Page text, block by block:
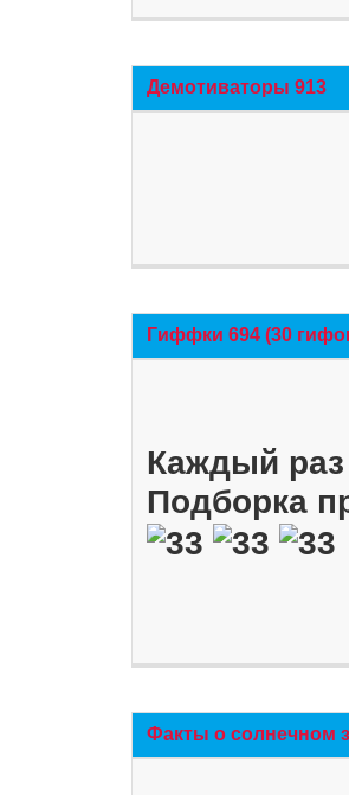
Демотиваторы 913
Гиффки 694 (30
Каждый
Подборка
Факты о солнечном